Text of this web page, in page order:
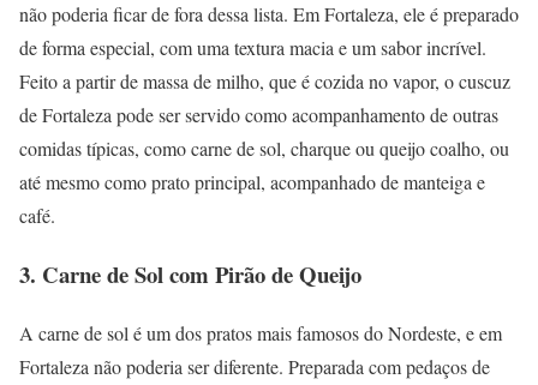
não poderia ficar de fora dessa lista. Em Fortaleza, ele é preparado
de forma especial, com uma textura macia e um sabor incrível.
Feito a partir de massa de milho, que é cozida no vapor, o cuscuz
de Fortaleza pode ser servido como acompanhamento de outras
comidas típicas, como carne de sol, charque ou queijo coalho, ou
até mesmo como prato principal, acompanhado de manteiga e
café.
3. Carne de Sol com Pirão de Queijo
A carne de sol é um dos pratos mais famosos do Nordeste, e em
Fortaleza não poderia ser diferente. Preparada com pedaços de